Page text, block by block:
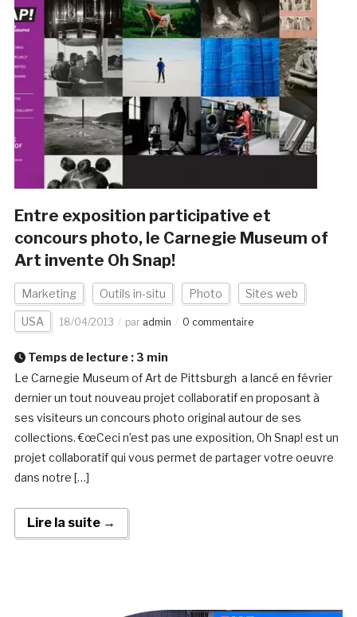
Entre exposition participative et
concours photo, le Carnegie Museum of
Art invente Oh Snap!
Marketing Outils in-situ Photo Sites web
USA 18/04/2013 par admin 0 commentaire
Temps de lecture : 3 min
Le Carnegie Museum of Art de Pittsburgh a lancé en février
dernier un tout nouveau projet collaboratif en proposant à
ses visiteurs un concours photo original autour de ses
collections. €œCeci n’est pas une exposition, Oh Snap! est un
projet collaboratif qui vous permet de partager votre oeuvre
dans notre […]
Lire la suite →